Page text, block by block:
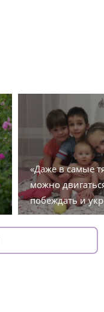
«Даже в самые
можно
побеждать и